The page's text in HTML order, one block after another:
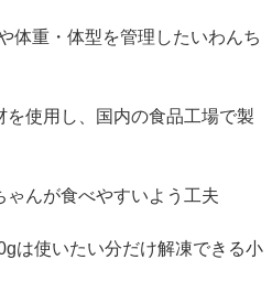
体重・体型を管理したいわんち
使用し、国内の食品工場で製
んが食べやすいよう工夫
は使いたい分だけ解凍できる小